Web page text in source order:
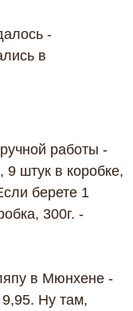
-
в
работы -
9 штук в коробке,
берете 1
300г. -
в Мюнхене -
Ну там,